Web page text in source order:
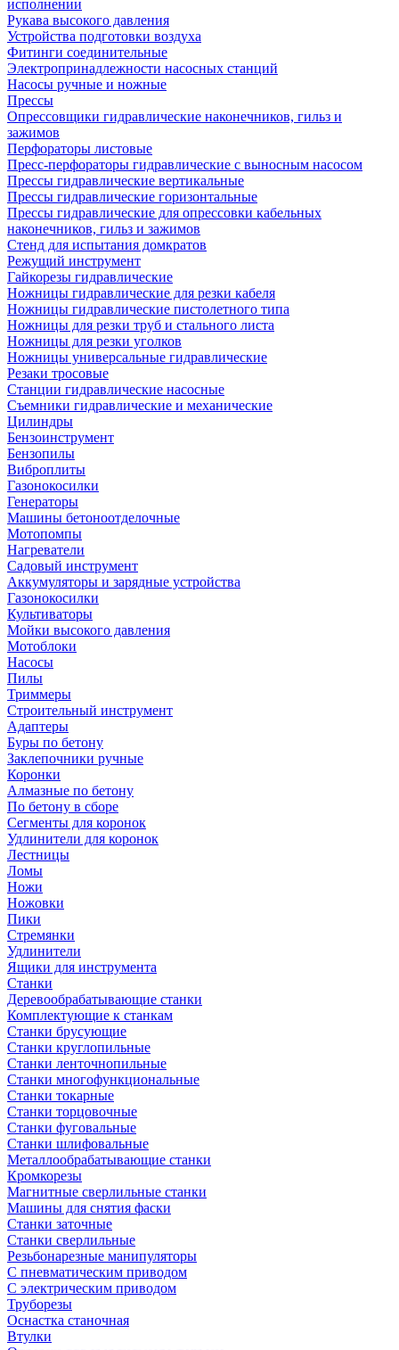
исполнении
Рукава высокого давления
Устройства подготовки воздуха
Фитинги соединительные
Электропринадлежности насосных станций
Насосы ручные и ножные
Прессы
Опрессовщики гидравлические наконечников, гильз и
зажимов
Перфораторы листовые
Пресс-перфораторы гидравлические с выносным насосом
Прессы гидравлические вертикальные
Прессы гидравлические горизонтальные
Прессы гидравлические для опрессовки кабельных
наконечников, гильз и зажимов
Стенд для испытания домкратов
Режущий инструмент
Гайкорезы гидравлические
Ножницы гидравлические для резки кабеля
Ножницы гидравлические пистолетного типа
Ножницы для резки труб и стального листа
Ножницы для резки уголков
Ножницы универсальные гидравлические
Резаки тросовые
Станции гидравлические насосные
Съемники гидравлические и механические
Цилиндры
Бензоинструмент
Бензопилы
Виброплиты
Газонокосилки
Генераторы
Машины бетоноотделочные
Мотопомпы
Нагреватели
Садовый инструмент
Аккумуляторы и зарядные устройства
Газонокосилки
Культиваторы
Мойки высокого давления
Мотоблоки
Насосы
Пилы
Триммеры
Строительный инструмент
Адаптеры
Буры по бетону
Заклепочники ручные
Коронки
Алмазные по бетону
По бетону в сборе
Сегменты для коронок
Удлинители для коронок
Лестницы
Ломы
Ножи
Ножовки
Пики
Стремянки
Удлинители
Ящики для инструмента
Станки
Деревообрабатывающие станки
Комплектующие к станкам
Станки брусующие
Станки круглопильные
Станки ленточнопильные
Станки многофункциональные
Станки токарные
Станки торцовочные
Станки фуговальные
Станки шлифовальные
Металлообрабатывающие станки
Кромкорезы
Магнитные сверлильные станки
Машины для снятия фаски
Станки заточные
Станки сверлильные
Резьбонарезные манипуляторы
С пневматическим приводом
С электрическим приводом
Труборезы
Оснастка станочная
Втулки